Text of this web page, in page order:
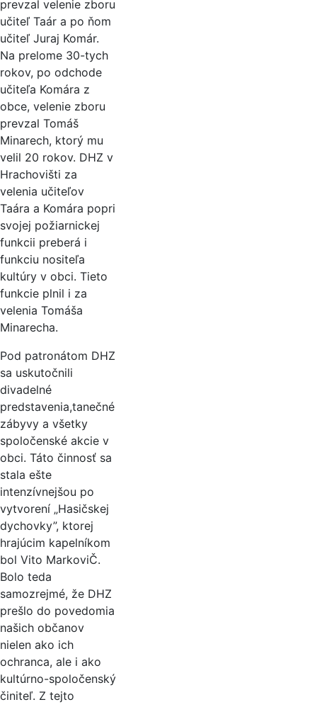
prevzal velenie zboru
učiteľ Taár a po ňom
učiteľ Juraj Komár.
Na prelome 30-tych
rokov, po odchode
učiteľa Komára z
obce, velenie zboru
prevzal Tomáš
Minarech, ktorý mu
velil 20 rokov. DHZ v
Hrachovišti za
velenia učiteľov
Taára a Komára popri
svojej požiarnickej
funkcii preberá i
funkciu nositeľa
kultúry v obci. Tieto
funkcie plnil i za
velenia Tomáša
Minarecha.
Pod patronátom DHZ
sa uskutočnili
divadelné
predstavenia,tanečné
zábyvy a všetky
spoločenské akcie v
obci. Táto činnosť sa
stala ešte
intenzívnejšou po
vytvorení „Hasičskej
dychovky”, ktorej
hrajúcim kapelníkom
bol Vito MarkoviČ.
Bolo teda
samozrejmé, že DHZ
prešlo do povedomia
našich občanov
nielen ako ich
ochranca, ale i ako
kultúrno-spoločenský
činiteľ. Z tejto